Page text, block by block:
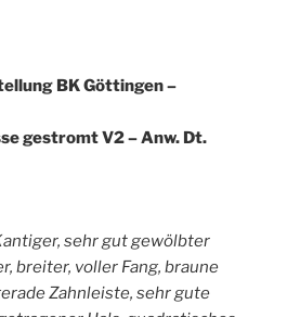
BK Göttingen –
gestromt V2 – Anw. Dt.
sehr gut gewölbter
breiter, voller Fang, braune
Zahnleiste, sehr gute